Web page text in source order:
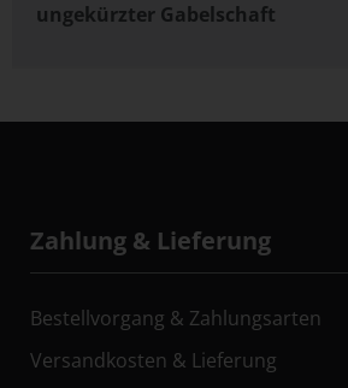
ungekürzter Gabelschaft
Zahlung & Lieferung
Bestellvorgang & Zahlungsarten
Versandkosten & Lieferung